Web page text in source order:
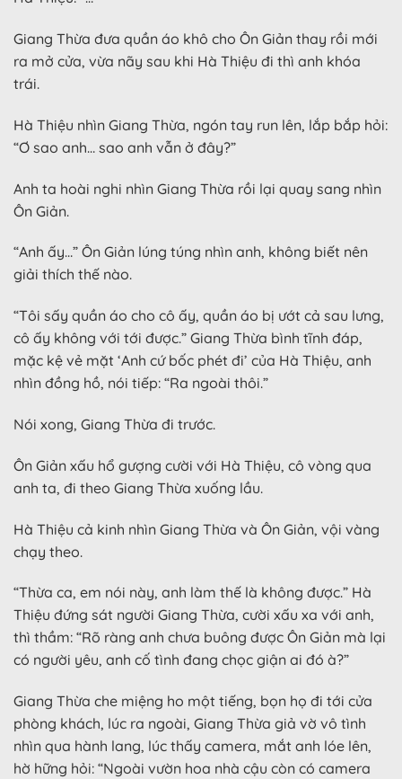
Giang Thừa đưa quần áo khô cho Ôn Giản thay rồi mới
ra mở cửa, vừa nãy sau khi Hà Thiệu đi thì anh khóa
trái.
Hà Thiệu nhìn Giang Thừa, ngón tay run lên, lắp bắp hỏi:
“Ơ sao anh… sao anh vẫn ở đây?”
Anh ta hoài nghi nhìn Giang Thừa rồi lại quay sang nhìn
Ôn Giản.
“Anh ấy…” Ôn Giản lúng túng nhìn anh, không biết nên
giải thích thế nào.
“Tôi sấy quần áo cho cô ấy, quần áo bị ướt cả sau lưng,
cô ấy không với tới được.” Giang Thừa bình tĩnh đáp,
mặc kệ vẻ mặt ‘Anh cứ bốc phét đi’ của Hà Thiệu, anh
nhìn đồng hồ, nói tiếp: “Ra ngoài thôi.”
Nói xong, Giang Thừa đi trước.
Ôn Giản xấu hổ gượng cười với Hà Thiệu, cô vòng qua
anh ta, đi theo Giang Thừa xuống lầu.
Hà Thiệu cả kinh nhìn Giang Thừa và Ôn Giản, vội vàng
chạy theo.
“Thừa ca, em nói này, anh làm thế là không được.” Hà
Thiệu đứng sát người Giang Thừa, cười xấu xa với anh,
thì thầm: “Rõ ràng anh chưa buông được Ôn Giản mà lại
có người yêu, anh cố tình đang chọc giận ai đó à?”
Giang Thừa che miệng ho một tiếng, bọn họ đi tới cửa
phòng khách, lúc ra ngoài, Giang Thừa giả vờ vô tình
nhìn qua hành lang, lúc thấy camera, mắt anh lóe lên,
hờ hững hỏi: “Ngoài vườn hoa nhà cậu còn có camera